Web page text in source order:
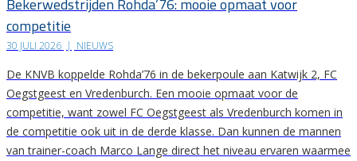
Bekerwedstrijden Rohda’76: mooie opmaat voor
competitie
30 JULI 2026 | NIEUWS
De KNVB koppelde Rohda’76 in de bekerpoule aan Katwijk 2, FC
Oegstgeest en Vredenburch. Een mooie opmaat voor de
competitie, want zowel FC Oegstgeest als Vredenburch komen in
de competitie ook uit in de derde klasse. Dan kunnen de mannen
van trainer-coach Marco Lange direct het niveau ervaren waarmee